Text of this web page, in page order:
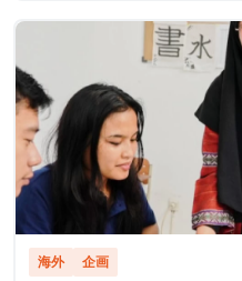
海外 企画